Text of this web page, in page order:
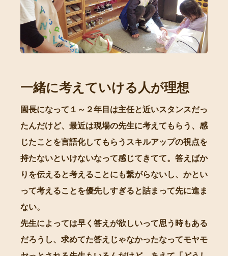
一緒に考えていける人が理想
園長になって１～２年目は主任と近いスタンスだっ
たんだけど、最近は現場の先生に考えてもらう、感
じたことを言語化してもらうスキルアップの視点を
持たないといけないなって感じてきてて。答えばか
りを伝えると考えることにも繋がらないし、かとい
って考えることを優先しすぎると詰まって先に進ま
ない。
先生によっては早く答えが欲しいって思う時もある
だろうし、求めてた答えじゃなかったなってモヤモ